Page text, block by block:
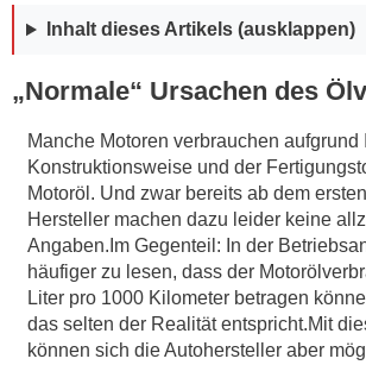
Inhalt dieses Artikels (ausklappen)
„Normale“ Ursachen des
Manche Motoren verbrauchen aufgrund
Konstruktionsweise und der
Motoröl. Und zwar bereits ab dem
Hersteller machen dazu leider keine
Angaben.Im Gegenteil: In der
häufiger zu lesen, dass der
Liter pro 1000 Kilometer betragen
das selten der Realität entspricht.Mit
können sich die Autohersteller aber